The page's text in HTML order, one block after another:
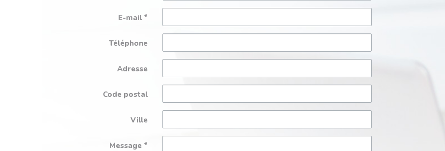
E-mail
Téléphone
Adresse
Code postal
Ville
Message